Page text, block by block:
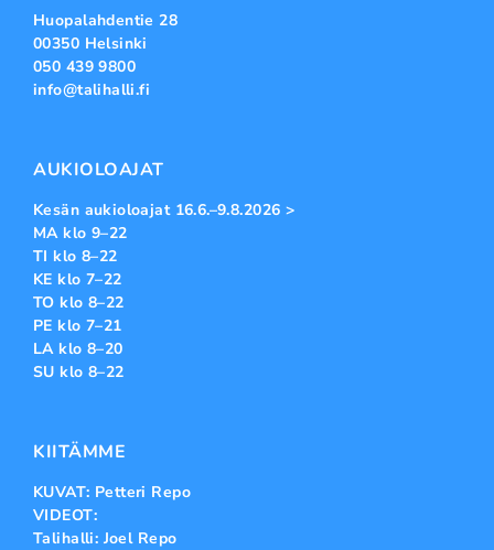
Huopalahdentie 28
00350 Helsinki
050 439 9800
info@talihalli.fi
AUKIOLOAJAT
Kesän aukioloajat 16.6.–9.8.2026 >
MA klo 9–22
TI klo 8–22
KE klo 7–22
TO klo 8–22
PE klo 7–21
LA klo 8–20
SU klo 8–22
KIITÄMME
KUVAT: Petteri Repo
VIDEOT:
Talihalli: Joel Repo